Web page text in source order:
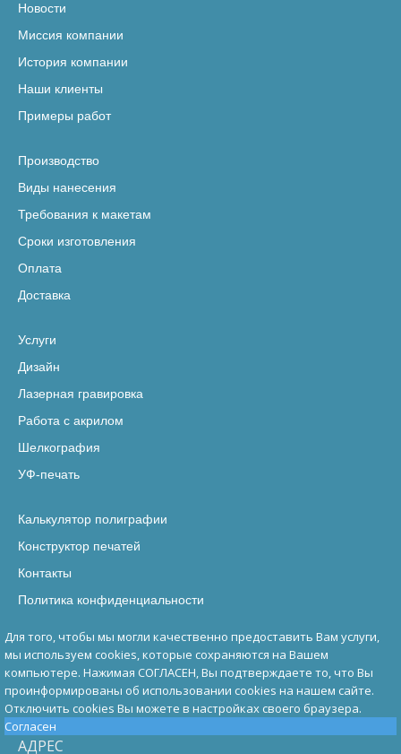
Новости
Миссия компании
История компании
Наши клиенты
Примеры работ
Производство
Виды нанесения
Требования к макетам
Сроки изготовления
Оплата
Доставка
Услуги
Дизайн
Лазерная гравировка
Работа с акрилом
Шелкография
УФ-печать
Калькулятор полиграфии
Конструктор печатей
Контакты
Политика конфиденциальности
Для того, чтобы мы могли качественно предоставить Вам услуги,
мы используем cookies, которые сохраняются на Вашем
компьютере. Нажимая СОГЛАСЕН, Вы подтверждаете то, что Вы
проинформированы об использовании cookies на нашем сайте.
Отключить cookies Вы можете в настройках своего браузера.
Согласен
АДРЕС